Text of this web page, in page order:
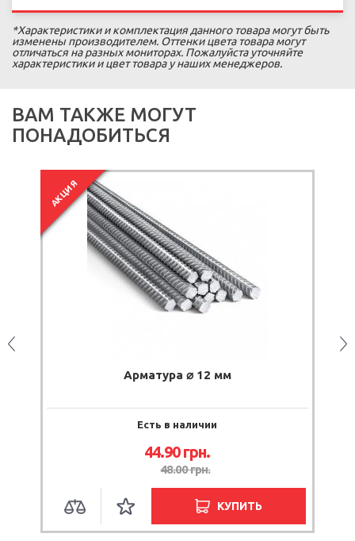
*Характеристики и комплектация данного товара могут быть
изменены производителем. Оттенки цвета товара могут
отличаться на разных мониторах. Пожалуйста уточняйте
характеристики и цвет товара у наших менеджеров.
ВАМ ТАКЖЕ МОГУТ
ПОНАДОБИТЬСЯ
АКЦИЯ
Арматура ⌀ 12 мм
Есть в наличии
44.90грн.
48.00грн.
КУПИТЬ